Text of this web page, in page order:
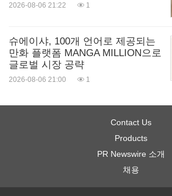
2026-08-06 21:22 1
슈에이샤, 100개 언어로 제공되는
만화 플랫폼 MANGA MILLION으로
글로벌 시장 공략
2026-08-06 21:00 1
Contact Us
Products
PR Newswire 소개
채용